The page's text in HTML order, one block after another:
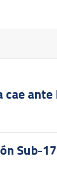
cae
Sub-